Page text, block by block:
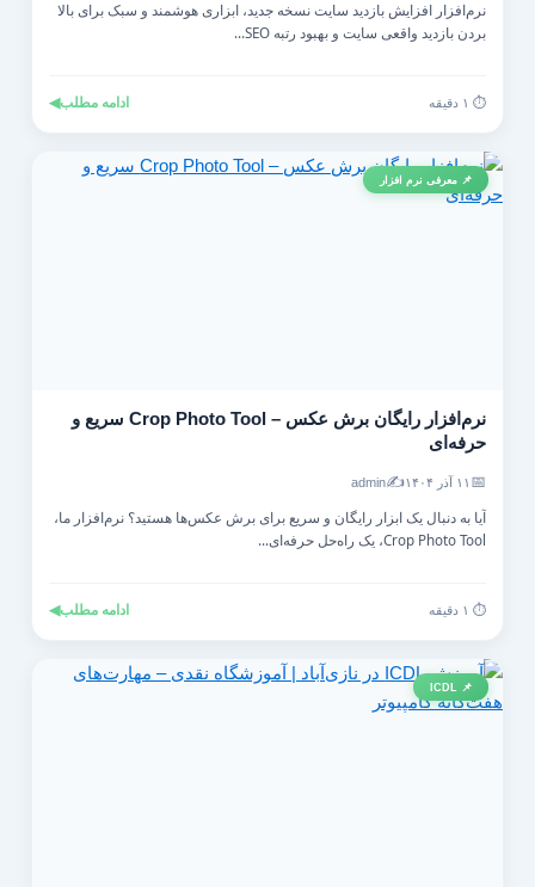
نرم‌افزار افزایش بازدید سایت نسخه جدید، ابزاری هوشمند و سبک برای بالا
بردن بازدید واقعی سایت و بهبود رتبه SEO...
ادامه مطلب◀
📌 معرفی نرم افزار
نرم‌افزار رایگان برش عکس – Crop Photo Tool سریع و
حرفه‌ای
۱۱ آذر ۱۴۰۴ ✍️
admin
آیا به دنبال یک ابزار رایگان و سریع برای برش عکس‌ها هستید؟ نرم‌افزار ما،
Crop Photo Tool، یک راه‌حل حرفه‌ای...
ادامه مطلب◀
📌 ICDL